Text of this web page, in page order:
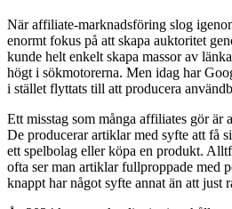
När affiliate-marknadsföring slog
enormt fokus på att skapa auktoritet
kunde helt enkelt skapa massor av
högt i sökmotorerna. Men idag har
i stället flyttats till att producera
Ett misstag som många affiliates gör är
De producerar artiklar med syfte att få
ett spelbolag eller köpa en produkt.
ofta ser man artiklar fullproppade med
knappt har något syfte annat än att just